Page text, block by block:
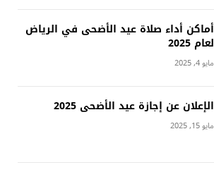
أماكن أداء صلاة عيد الأضحى في الرياض
لعام 2025
مايو 4, 2025
الإعلان عن إجازة عيد الأضحى 2025
مايو 15, 2025